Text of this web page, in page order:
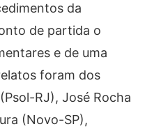
da
de partida o
e de uma
foram dos
RJ), José Rocha
(Novo-SP),